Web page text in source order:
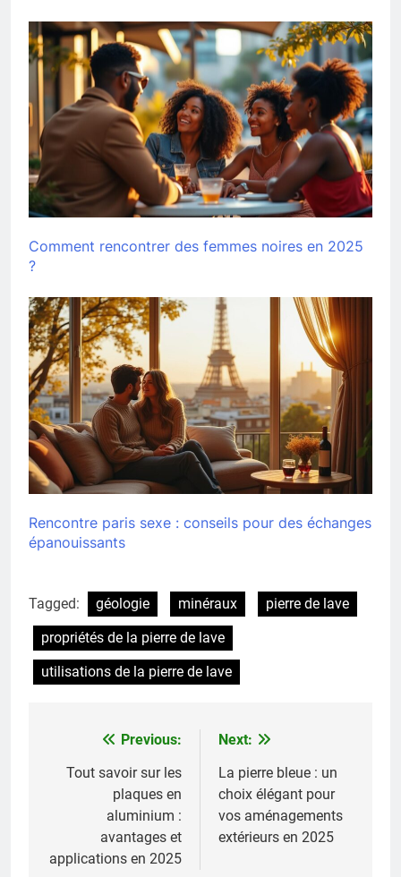
Comment rencontrer des femmes noires en 2025
?
Rencontre paris sexe : conseils pour des échanges
épanouissants
Tagged: géologie minéraux
pierre de lave
propriétés de la pierre de lave
utilisations de la pierre de lave
Navigation
de
l’article
Previous:
Tout savoir sur les
plaques en
aluminium :
avantages et
applications en 2025
Next:
La pierre bleue : un
choix élégant pour
vos aménagements
extérieurs en 2025